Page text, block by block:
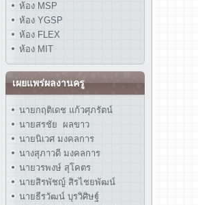
ห้อง MSP
ห้อง YGSP
ห้อง FLEX
ห้อง MIT
เผยแพร่ผลงานครู
นายกฤติเดช แก้วศุภรัตน์
นายสรชัย ผลขาว
นายนิเวศ มงคลการ
นางสุภาวดี มงคลการ
นายวรพงษ์ สุโคตร
นายสิรพัชญ์ สิรไชยพัฒน์
นายธีรวัฒน์ บุรวิศิษฐ์